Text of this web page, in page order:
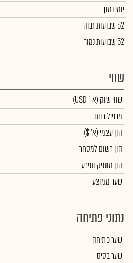
יומי נמוך
52 שבועות גבוה
52 שבועות נמוך
שווי
שווי שוק (א` USD)
מכפיל רווח
הון עצמי (א' $)
הון רשום למסחר
הון מונפק ונפרע
שער ממוצע
נתוני פתיחה
שער פתיחה
שער בסיס